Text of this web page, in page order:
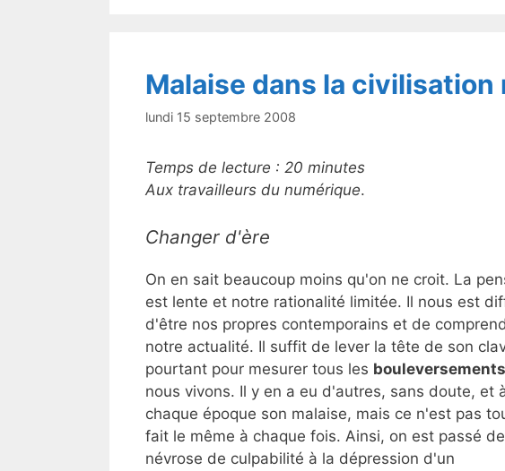
Malaise dans la civilisation
lundi 15 septembre 2008
Temps de lecture : 20 minutes
Aux travailleurs du numérique.
Changer d'ère
On en sait beaucoup moins qu'on ne croit. La
est lente et notre rationalité limitée. Il nous est
d'être nos propres contemporains et de
notre actualité. Il suffit de lever la tête de son
pourtant pour mesurer tous les bouleversements
nous vivons. Il y en a eu d'autres, sans doute, et
chaque époque son malaise, mais ce n'est pas
fait le même à chaque fois. Ainsi, on est passé
névrose de culpabilité à la dépression d'un